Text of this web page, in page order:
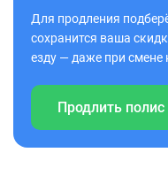
Для продления
сохранится ваша
езду — даже при смене
Продлить полис